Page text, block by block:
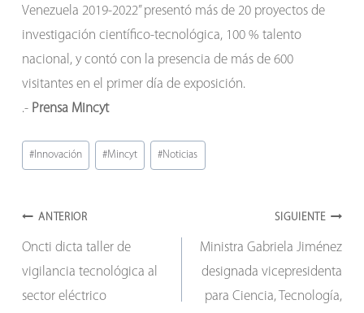
Venezuela 2019-2022” presentó más de 20 proyectos de
investigación científico-tecnológica, 100 % talento
nacional, y contó con la presencia de más de 600
visitantes en el primer día de exposición.
.- Prensa Mincyt
Etiquetas
de
entrada:
# Innovación #Mincyt #Noticias
Navegación
de
entradas
ANTERIOR
Oncti dicta taller de
vigilancia tecnológica al
sector eléctrico
SIGUIENTE
Ministra Gabriela Jiménez
designada vicepresidenta
para Ciencia, Tecnología,